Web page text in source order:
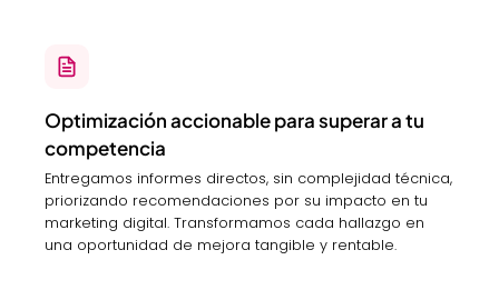
Optimización accionable para superar a tu
competencia
Entregamos informes directos, sin complejidad técnica,
priorizando recomendaciones por su impacto en tu
marketing digital. Transformamos cada hallazgo en
una oportunidad de mejora tangible y rentable.